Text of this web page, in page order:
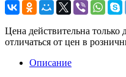
Цена действительна только
отличаться от цен в
Описание